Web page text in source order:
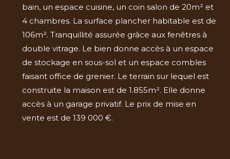
bain, un espace cuisine, un coin salon de 20m² et
4 chambres. La surface plancher habitable est de
106m². Tranquillité assurée grâce aux fenêtres à
double vitrage. Le bien donne accès à un espace
de stockage en sous-sol et un espace combles
faisant office de grenier. Le terrain sur lequel est
construite la maison est de 1.855m². Elle donne
accès à un garage privatif. Le prix de mise en
vente est de 139 000 €.